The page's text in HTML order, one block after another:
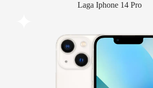
Laga Iphone 14 Pro